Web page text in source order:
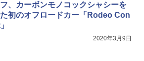
、カーボンモノコックシャシーを
初のオフロードカー「Rodeo Con
2020年3月9日